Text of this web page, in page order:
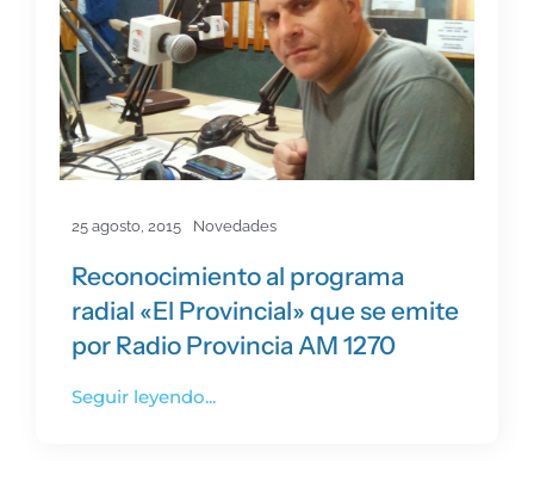
25 agosto, 2015 Novedades
Reconocimiento al programa
radial «El Provincial» que se emite
por Radio Provincia AM 1270
Seguir leyendo...